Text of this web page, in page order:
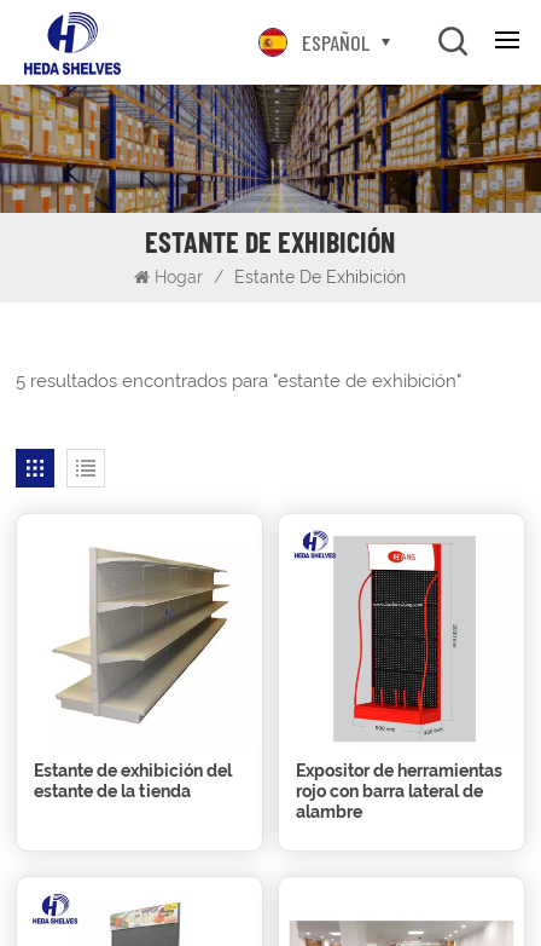
ESPAÑOL
ESTANTE DE EXHIBICIÓN
Hogar / Estante De Exhibición
5 resultados encontrados para "estante de exhibición"
Estante de exhibición del
estante de la tienda
Expositor de herramientas
rojo con barra lateral de
alambre